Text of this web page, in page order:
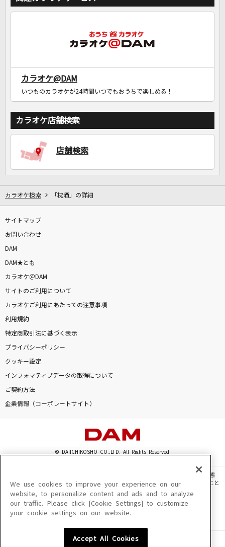
カラオケ@DAM
いつものカラオケが24時間いつでもおうちで楽しめる！
カラオケ店舗検索
店舗検索
カラオケ検索 「枕酒」の詳細
サイトマップ
お問い合わせ
DAM
DAM★とも
カラオケ＠DAM
サイトのご利用について
カラオケご利用にあたっての注意事項
利用規約
特定商取引法に基づく表示
プライバシーポリシー
クッキー設定
インフォマティブデータの取得について
ご契約方法
企業情報（コーポレートサイト）
© DAIICHIKOSHO CO.,LTD. All Rights Reserved.
このサイトに掲載されている一切の文章・画像・写真・動画・音声等を、手段や形態
を問わず、著作権法の定める範囲を超えて無断で複製、転載、ファイル化などすること
を禁じます。
楽曲及びコンテンツは、機種によりご利用いただけない場合があります。
楽曲及びコンテンツの配信日、配信内容が変更になる場合があります。
We use cookies to improve your experience on our
website, to personalize content and ads and to analyze
our traffic. Please click [Cookie Settings] to customize
your cookie settings on our website.
Accept All Cookies